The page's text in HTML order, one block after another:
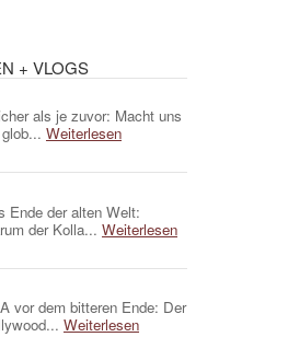
+ VLOGS
als je zuvor: Macht uns
Weiterlesen
Ende der alten Welt:
der Kolla... Weiterlesen
vor dem bitteren Ende: Der
Weiterlesen